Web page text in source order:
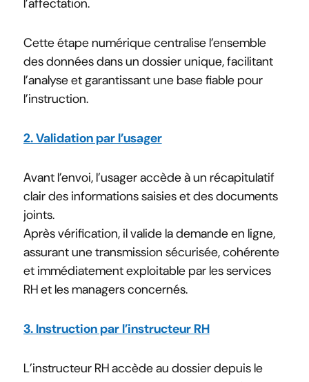
l’affectation.
Cette étape numérique centralise l’ensemble
des données dans un dossier unique, facilitant
l’analyse et garantissant une base fiable pour
l’instruction.
2. Validation par l’usager
Avant l’envoi, l’usager accède à un récapitulatif
clair des informations saisies et des documents
joints.
Après vérification, il valide la demande en ligne,
assurant une transmission sécurisée, cohérente
et immédiatement exploitable par les services
RH et les managers concernés.
3. Instruction par l’instructeur RH
L’instructeur RH accède au dossier depuis le